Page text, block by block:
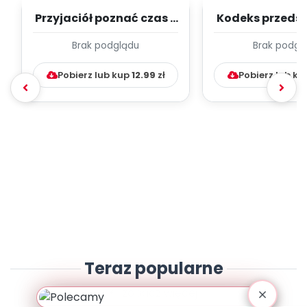
Przyjaciół poznać czas -
PLAN PRA...
Brak podglądu
Pobierz lub kup12.99 zł
Kodeks
PLAN
Brak
Pobierz lub
Teraz popularne